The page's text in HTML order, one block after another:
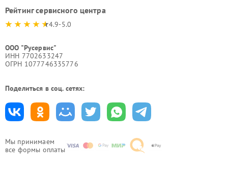
Мы принимаем
все формы оплаты
Рейтинг сервисного центра
4.9-5.0
ООО "Русервис"
ИНН 7702633247
ОГРН 1077746335776
Поделиться в соц. сетях: